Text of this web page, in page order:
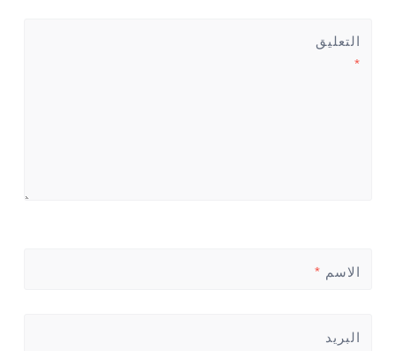
التعليق
*
الاسم *
البريد